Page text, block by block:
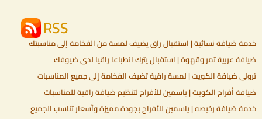
RSS
خدمة ضيافة نسائية | استقبال راقٍ يضيف لمسة من الفخامة إلى مناسبتك
ضيافة عربية تمر وقهوة | استقبال يترك انطباعا راقيا لدى ضيوفك
ترولي ضيافة الكويت | لمسة راقية تضيف الفخامة إلى جميع المناسبات
ضيافة أفراح الكويت | ياسمين للأفراح لتنظيم ضيافة راقية للمناسبات
خدمة ضيافة رخيصه | ياسمين للأفراح بجودة مميزة وأسعار تناسب الجميع